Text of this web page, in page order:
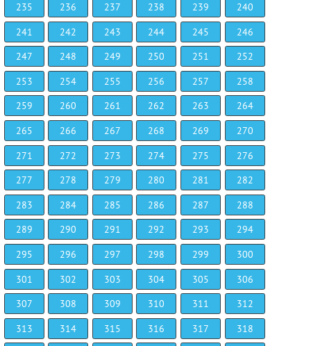
235
236 237 238 239
240
241
242 243 244 245
246
247
248 249 250 251
252
253
254 255 256 257
258
259
260 261 262 263
264
265
266 267 268 269
270
271
272 273 274 275
276
277
278 279 280 281
282
283
284 285 286 287
288
289
290 291 292 293
294
295
296 297 298 299
300
301
302 303 304 305
306
307
308 309 310 311
312
313
314 315 316 317
318